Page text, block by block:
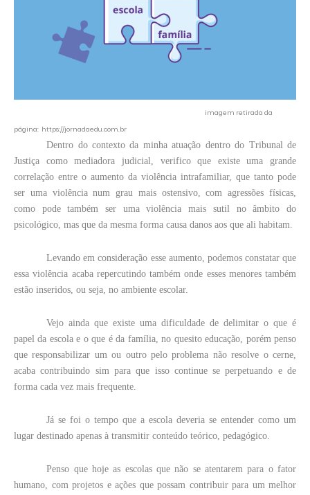
imagem retirada da
página: https://jornadaedu.com.br
Dentro do contexto da minha atuação dentro do Tribunal de
Justiça como mediadora judicial, verifico que existe uma grande
correlação entre o aumento da violência intrafamiliar, que tanto pode
ser uma violência num grau mais ostensivo, com agressões físicas,
como pode também ser uma violência mais sutil no âmbito do
psicológico, mas que da mesma forma causa danos aos que ali habitam.
Levando em consideração esse aumento, podemos constatar que
essa violência acaba repercutindo também onde esses menores também
estão inseridos, ou seja, no ambiente escolar.
Vejo ainda que existe uma dificuldade de delimitar o que é
papel da escola e o que é da família, no quesito educação, porém penso
que responsabilizar um ou outro pelo problema não resolve o cerne,
acaba contribuindo sim para que isso continue se perpetuando e de
forma cada vez mais frequente.
Já se foi o tempo que a escola deveria se entender como um
lugar destinado apenas à transmitir conteúdo teórico, pedagógico.
Penso que hoje as escolas que não se atentarem para o fator
humano, com projetos e ações que possam contribuir para um melhor